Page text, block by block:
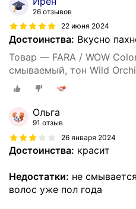
26 отзывов
22 июня 2024
Достоинства: Вкусно
Товар — FARA / WOW
смываемый, тон Wild
Ольга
91 отзыв
26 января 2024
Достоинства: красит
Недостатки: не
волос уже пол года